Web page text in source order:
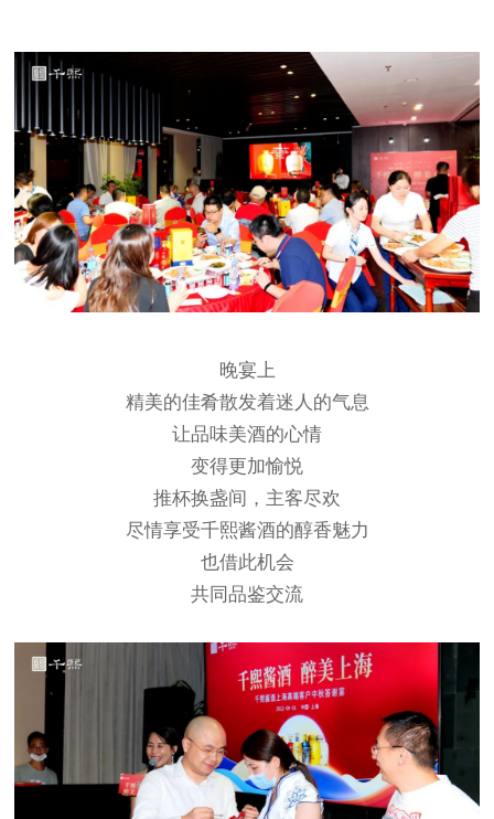
晚宴上
精美的佳肴散发着迷人的气息
让品味美酒的心情
变得更加愉悦
推杯换盏间，主客尽欢
尽情享受千熙酱酒的醇香魅力
也借此机会
共同品鉴交流